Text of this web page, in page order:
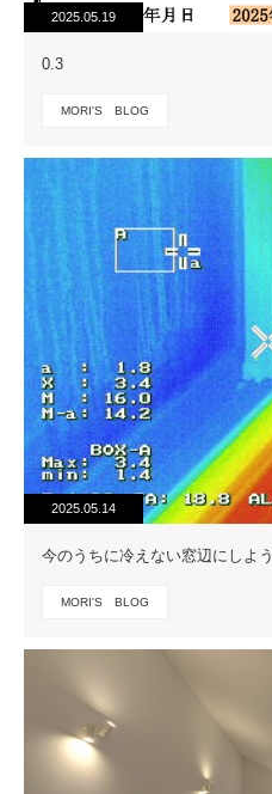
2025.05.19
0.3
MORI'S BLOG
2025.05.14
今のうちに冷えない窓辺にしよう
MORI'S BLOG